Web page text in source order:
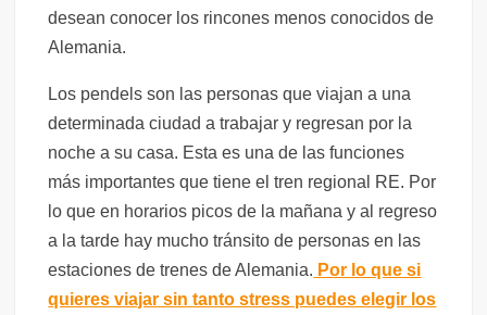
desean conocer los rincones menos conocidos de
Alemania.
Los pendels son las personas que viajan a una
determinada ciudad a trabajar y regresan por la
noche a su casa. Esta es una de las funciones
más importantes que tiene el tren regional RE. Por
lo que en horarios picos de la mañana y al regreso
a la tarde hay mucho tránsito de personas en las
estaciones de trenes de Alemania. Por lo que si
quieres viajar sin tanto stress puedes elegir los